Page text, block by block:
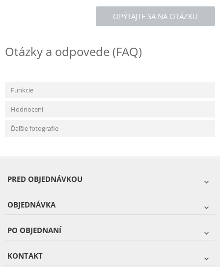
OPÝTAJTE SA NA OTÁZKU
Otázky a odpovede (FAQ)
Funkcie
Hodnocení
Ďaľšie fotografie
PRED OBJEDNÁVKOU
OBJEDNÁVKA
PO OBJEDNANÍ
KONTAKT